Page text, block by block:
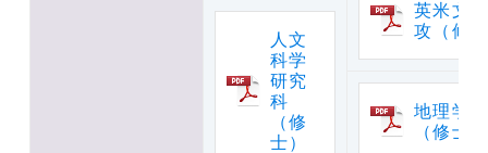
人文
科学
研究
科
（修
士）
英米文
攻（修
地理学
（修士